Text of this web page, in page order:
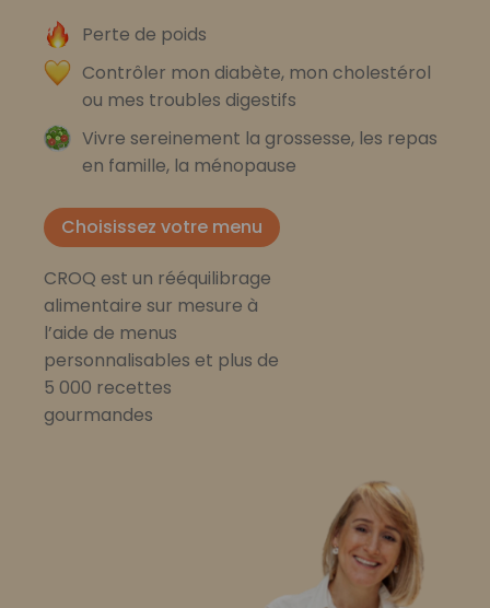
Perte de poids
Contrôler mon diabète, mon cholestérol
ou mes troubles digestifs
Vivre sereinement la grossesse, les repas
en famille, la ménopause
Choisissez votre menu
CROQ est un rééquilibrage
alimentaire sur mesure à
l’aide de menus
personnalisables et plus de
5 000 recettes
gourmandes